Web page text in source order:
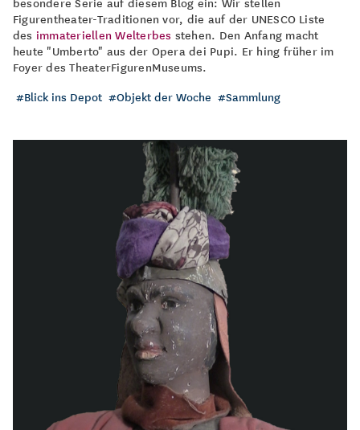
Figurentheater-Traditionen vor, die auf der UNESCO Liste
des immateriellen Welterbes stehen. Den Anfang macht
heute "Umberto" aus der Opera dei Pupi. Er hing früher im
Foyer des TheaterFigurenMuseums.
Blick ins Depot
Objekt der Woche Sammlung